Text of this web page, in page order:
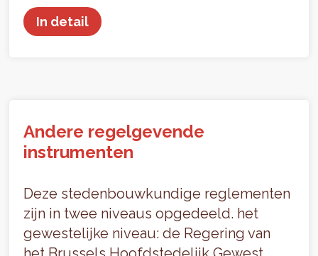
In detail
Andere regelgevende
instrumenten
Deze stedenbouwkundige reglementen
zijn in twee niveaus opgedeeld. het
gewestelijke niveau: de Regering van